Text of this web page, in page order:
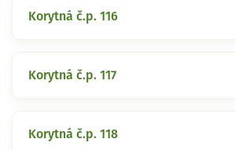
Korytná č.p. 116
Korytná č.p. 117
Korytná č.p. 118